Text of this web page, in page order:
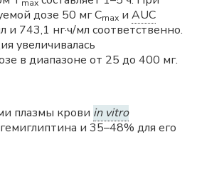
mах
дозе 50 мг Сmах и AUC
и 743,1 нг·ч/мл соответственно.
увеличивалась
в диапазоне от 25 до 400 мг.
плазмы крови in vitro
и 35–48% для его